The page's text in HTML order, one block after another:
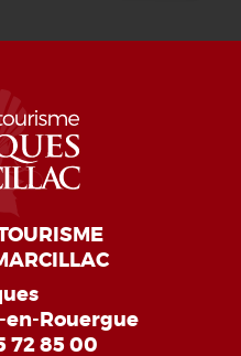
en-Rouergue
72 85 00